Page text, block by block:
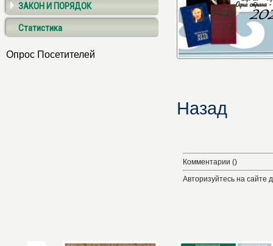
ЗАКОН И ПОРЯДОК
Статистика
Опрос Посетителей
Назад
Комментарии ()
Авторизуйтесь на сайте